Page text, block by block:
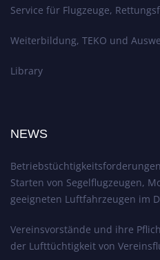
Service für Flugzeuge,
Weiterbildung, TEKO und
Library
NEWS
Starten von Segelflugzeugen,
geeigneten Luftfahrzeugen im
Vereinsvorstände und ihre
der Lufttüchtigkeit von